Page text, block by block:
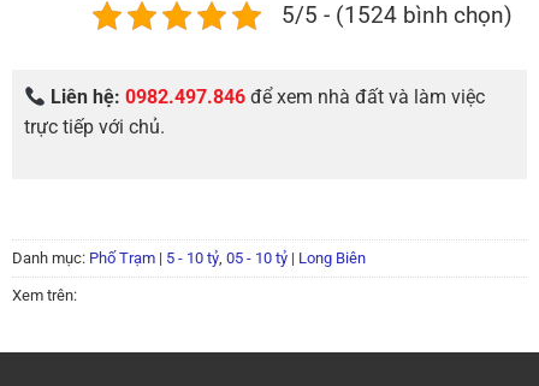
5/5 - (1524 bình chọn)
Liên hệ: 0982.497.846để xem nhà đất và làm việc
trực tiếp với chủ.
Danh mục: Phố Trạm | 5 - 10 tỷ, 05 - 10 tỷ | Long Biên
Xem trên: